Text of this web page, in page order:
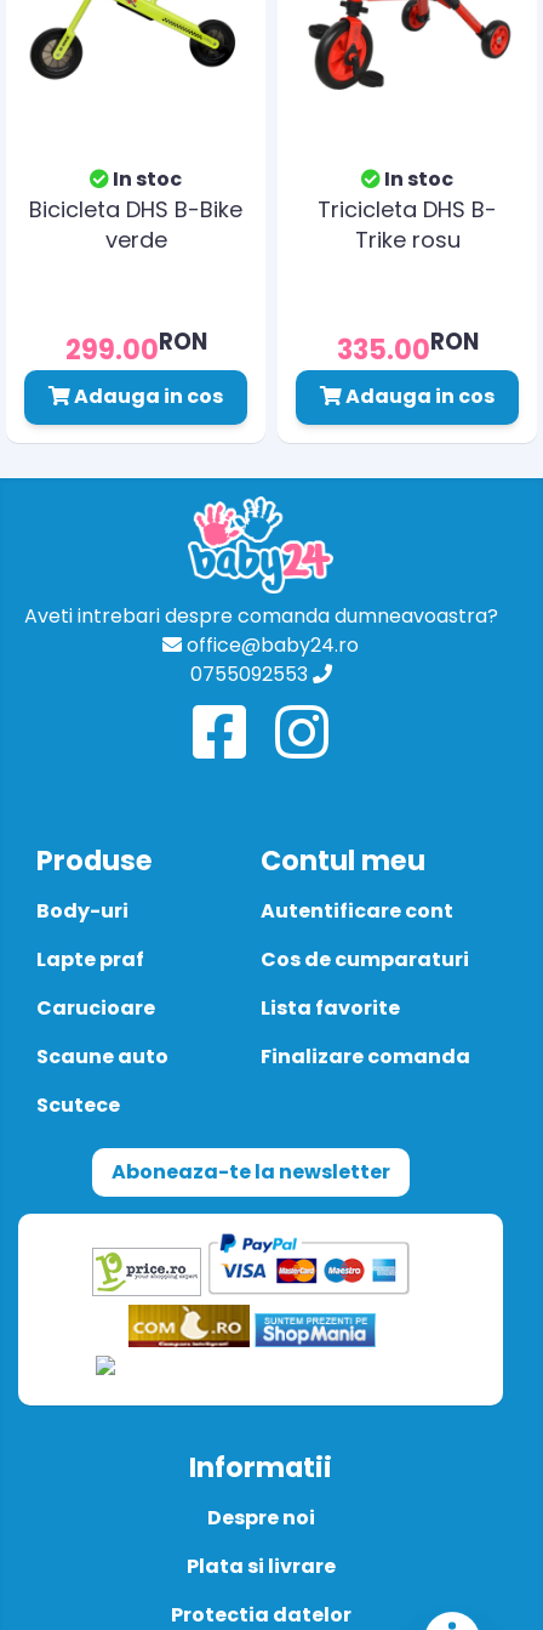
In stoc
Bicicleta DHS B-Bike
verde
299.00RON
Adauga in cos
In stoc
Tricicleta DHS B-
Trike rosu
335.00RON
Adauga in cos
Aveti intrebari despre comanda dumneavoastra?
office@baby24.ro
0755092553
Produse
Body-uri
Lapte praf
Carucioare
Scaune auto
Scutece
Contul meu
Autentificare cont
Cos de cumparaturi
Lista favorite
Finalizare comanda
Aboneaza-te la newsletter
Informatii
Despre noi
Plata si livrare
Protectia datelor